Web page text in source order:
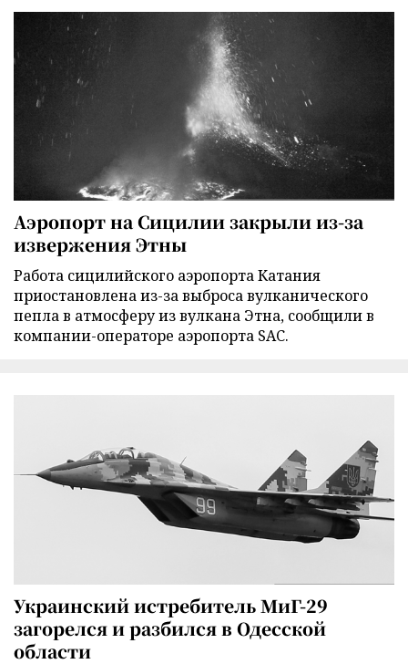
Аэропорт на Сицилии закрыли из-за
извержения Этны
Работа сицилийского аэропорта Катания
приостановлена из-за выброса вулканического
пепла в атмосферу из вулкана Этна, сообщили в
компании-операторе аэропорта SAC.
Украинский истребитель МиГ-29
загорелся и разбился в Одесской
области